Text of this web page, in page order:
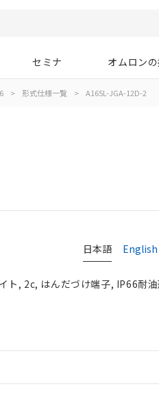
セミナ オムロン
> 形式仕様一覧 > A165L-JGA-12D-2
日本語 English
ト, 2c, はんだづけ端子, IP66耐油